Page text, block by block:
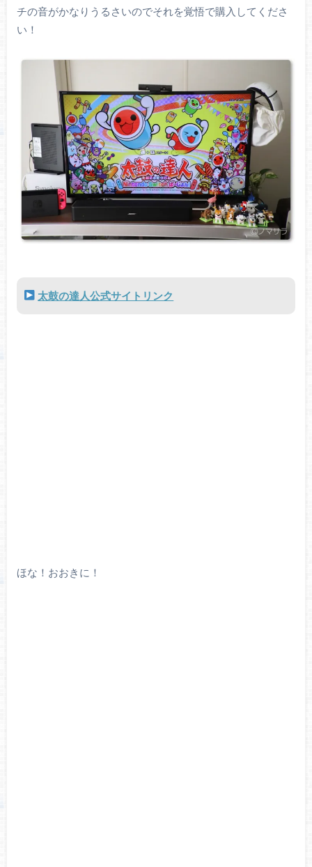
チの音がかなりうるさいのでそれを覚悟で購入してくださ
い！
太鼓の達人公式サイトリンク
ほな！おおきに！